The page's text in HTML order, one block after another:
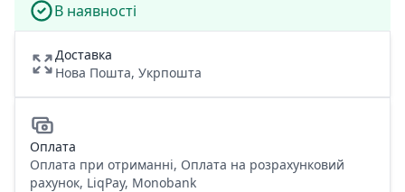
В наявності
Доставка
Нова Пошта, Укрпошта
Оплата
Оплата при отриманні, Оплата на розрахунковий
рахунок, LiqPay, Monobank